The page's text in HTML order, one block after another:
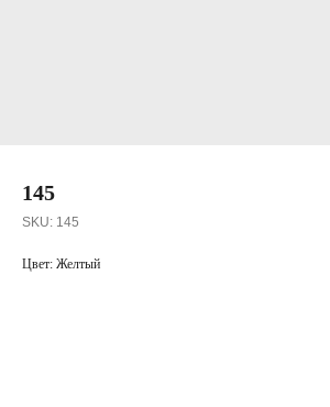
145
SKU: 145
Цвет: Желтый